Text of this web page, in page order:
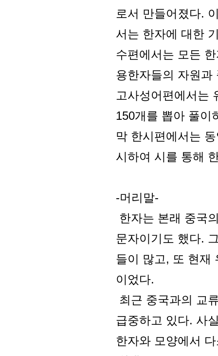
로서 만들어졌다.
서는 한자에 대한
수편에서는 모든
용한자들의 자원과
고사성어편에서는
150개를 뽑아 풀이
막 한시편에서는
시하여 시를 통해
-머리말-
한자는 본래 중국
문자이기도 했다.
들이 많고, 또 현재
이었다.
최근 중국과의 교
급중하고 있다. 사
한자와 모양에서